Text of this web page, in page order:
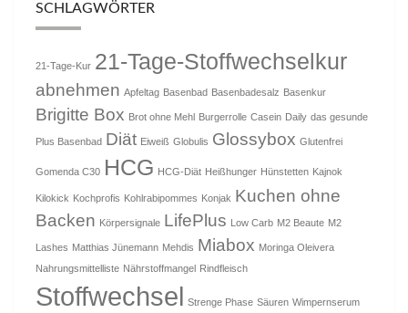
SCHLAGWÖRTER
21-Tage-Kur 21-Tage-Stoffwechselkur
abnehmen Apfeltag Basenbad Basenbadesalz Basenkur
Brigitte Box Brot ohne Mehl Burgerrolle Casein Daily das gesunde
Plus Basenbad Diät Eiweiß Globulis Glossybox Glutenfrei
Gomenda C30 HCG HCG-Diät Heißhunger Hünstetten Kajnok
Kilokick Kochprofis Kohlrabipommes Konjak Kuchen ohne
Backen Körpersignale LifePlus Low Carb M2 Beaute M2
Lashes Matthias Jünemann Mehdis Miabox Moringa Oleivera
Nahrungsmittelliste Nährstoffmangel Rindfleisch
Stoffwechsel Strenge Phase Säuren Wimpernserum